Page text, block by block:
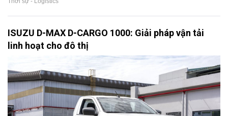
ISUZU D-MAX D-CARGO 1000: Giải pháp vận tải
linh hoạt cho đô thị